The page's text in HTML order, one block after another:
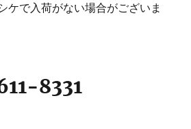
ケで入荷がない場合がございま
8331